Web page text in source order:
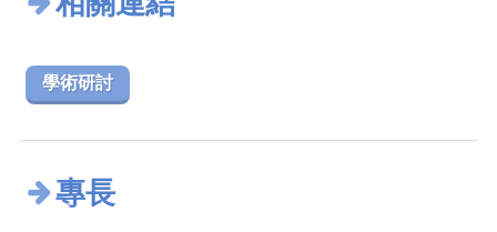
學術研討
專長